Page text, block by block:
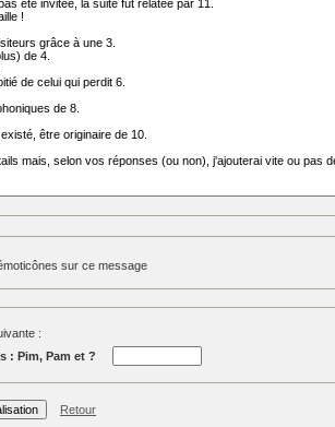
sur ce message
:
: Pim, Pam et ?
Retour